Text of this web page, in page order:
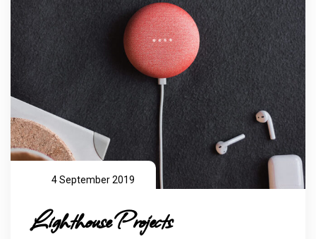
4 September 2019
Lighthouse Projects